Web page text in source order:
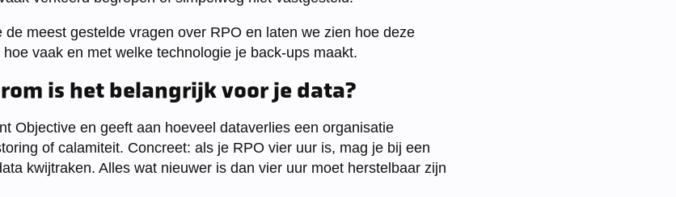
meest gestelde vragen over RPO en laten we zien hoe deze
vaak en met welke technologie je back-ups maakt.
is het belangrijk voor je data?
Objective en geeft aan hoeveel dataverlies een organisatie
of calamiteit. Concreet: als je RPO vier uur is, mag je bij een
kwijtraken. Alles wat nieuwer is dan vier uur moet herstelbaar zijn